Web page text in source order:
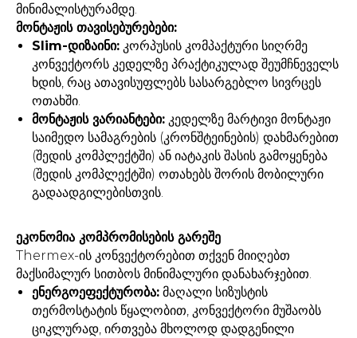
მინიმალისტურამდე.
მონტაჟის თავისებურებები:
Slim-დიზაინი: კორპუსის კომპაქტური სიღრმე
კონვექტორს კედელზე პრაქტიკულად შეუმჩნეველს
ხდის, რაც ათავისუფლებს სასარგებლო სივრცეს
ოთახში.
მონტაჟის ვარიანტები: კედელზე მარტივი მონტაჟი
საიმედო სამაგრების (კრონშტეინების) დახმარებით
(შედის კომპლექტში) ან იატაკის შასის გამოყენება
(შედის კომპლექტში) ოთახებს შორის მობილური
გადაადგილებისთვის.
ეკონომია კომპრომისების გარეშე
Thermex-ის კონვექტორებით თქვენ მიიღებთ
მაქსიმალურ სითბოს მინიმალური დანახარჯებით.
ენერგოეფექტურობა: მაღალი სიზუსტის
თერმოსტატის წყალობით, კონვექტორი მუშაობს
ციკლურად, ირთვება მხოლოდ დადგენილი